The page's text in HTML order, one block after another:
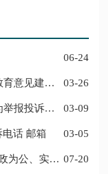
06-24
03-26
03-09
话 邮箱 03-05
07-20